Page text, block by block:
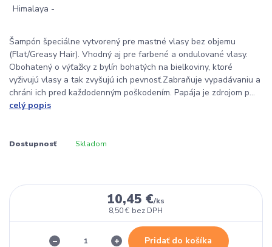
Šampón špeciálne vytvorený pre mastné vlasy bez objemu
(Flat/Greasy Hair). Vhodný aj pre farbené a ondulované vlasy.
Obohatený o výťažky z bylín bohatých na bielkoviny, ktoré
vyživujú vlasy a tak zvyšujú ich pevnosť.Zabraňuje vypadávaniu a
chráni ich pred každodenným poškodením. Papája je zdrojom p...
celý popis
Dostupnosť Skladom
10,45 €/ks
8,50 € bez DPH
Pridať do košíka